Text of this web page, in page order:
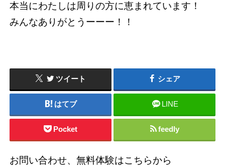
本当にわたしは周りの方に恵まれています！
みんなありがとうーーー！！
ツイート シェア
はてブ LINE
Pocket feedly
お問い合わせ、無料体験はこちらから